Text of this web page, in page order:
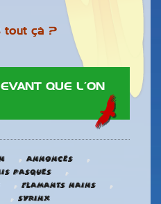
tout çà ?
QUE L’ON
, Annonces ,
Pasques ,
, Flamants nains ,
, Syrinx